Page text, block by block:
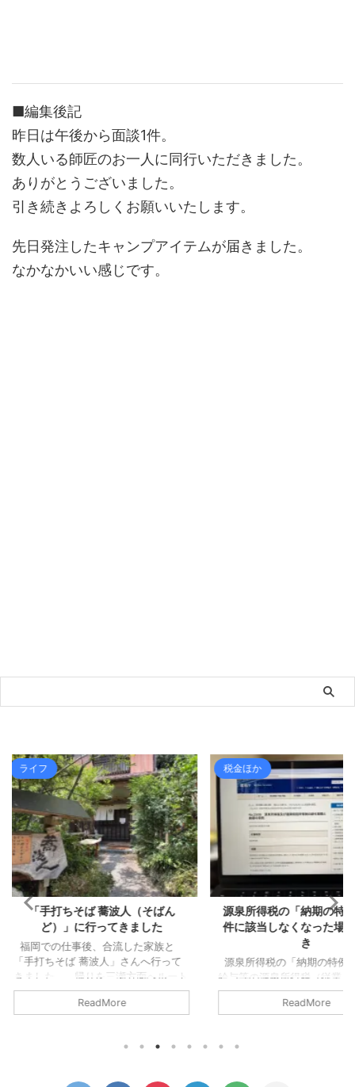
■編集後記
昨日は午後から面談1件。
数人いる師匠のお一人に同行いただきました。
ありがとうございました。
引き続きよろしくお願いいたします。
先日発注したキャンプアイテムが届きました。
なかなかいい感じです。
そばん
た家族と
へ行って
へルート
ろうという
税金ほか
源泉所得税の「納期の特例」の要
件に該当しなくなった場合の手続
き
源泉所得税の「納期の特例」 通常、
給与等の源泉所得税（従業員から預か
った所得税）は、預かった翌月10日ま
でに納付するのが原則となっていま
ら、基本的には毎月10日までに納めな
だ、一定の条件を満たす事業所は、毎
税金ほか
個人事業
た
除却とは
棄した場合
から登録し
必要となり
いいます（